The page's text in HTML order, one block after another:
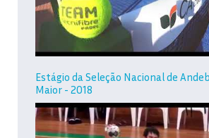
Estágio da Seleção Nacional de
Maior - 2018